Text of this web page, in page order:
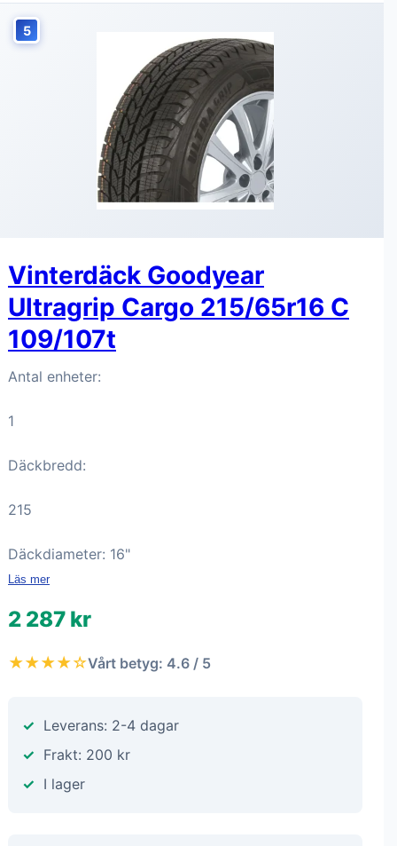
5
Vinterdäck Goodyear
Ultragrip Cargo 215/65r16 C
109/107t
Antal enheter:
1
Däckbredd:
215
Däckdiameter: 16"
Läs mer
2 287 kr
★★★★☆Vårt betyg: 4.6 / 5
Leverans: 2-4 dagar
Frakt: 200 kr
I lager